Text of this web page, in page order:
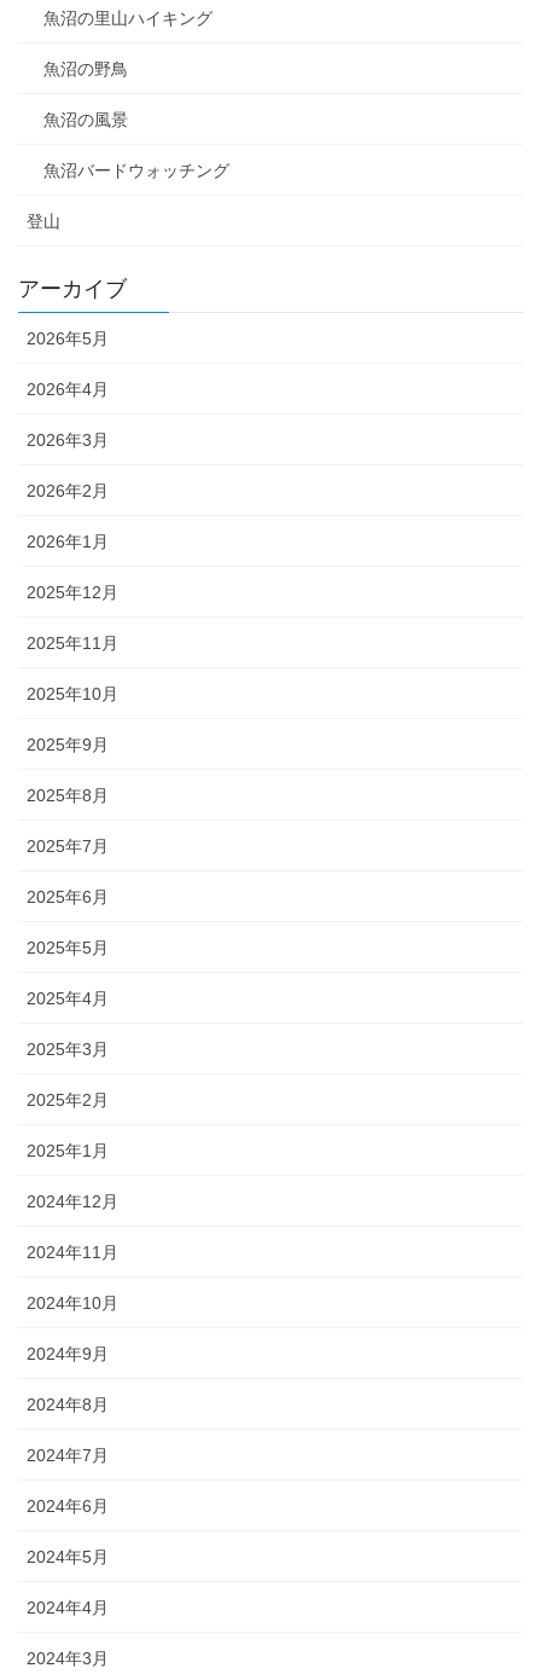
魚沼の里山ハイキング
魚沼の野鳥
魚沼の風景
魚沼バードウォッチング
登山
アーカイブ
2026年5月
2026年4月
2026年3月
2026年2月
2026年1月
2025年12月
2025年11月
2025年10月
2025年9月
2025年8月
2025年7月
2025年6月
2025年5月
2025年4月
2025年3月
2025年2月
2025年1月
2024年12月
2024年11月
2024年10月
2024年9月
2024年8月
2024年7月
2024年6月
2024年5月
2024年4月
2024年3月